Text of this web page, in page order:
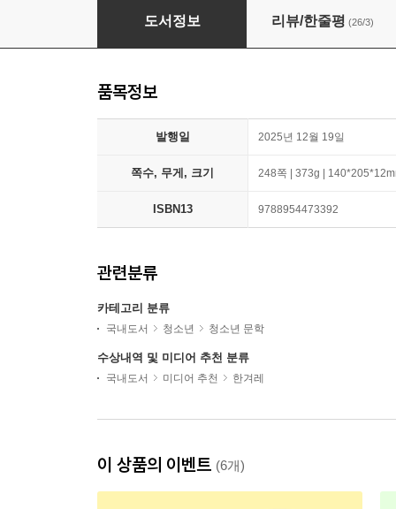
도서정보 리뷰/한줄평 (26/3)
품목정보
발행일 2025년 12월 19일
쪽수, 무게, 크기 248쪽 | 373g |
ISBN13 9788954473392
관련분류
카테고리 분류
국내도서 청소년 청소년 문학
수상내역 및 미디어 추천 분류
국내도서 미디어 추천 한겨레
이 상품의 이벤트 (6개)